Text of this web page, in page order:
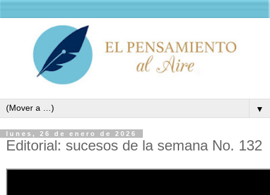
▼
lunes, 26 de enero de 2026
Editorial: sucesos de la semana No. 132